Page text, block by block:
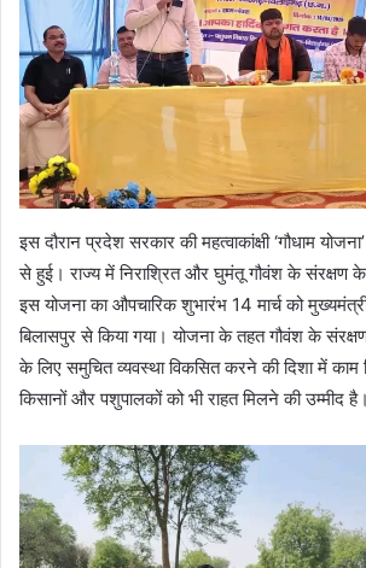
इस दौरान प्रदेश सरकार की महत्वाकांक्षी ‘गौधाम
से हुई। राज्य में निराश्रित और घुमंतू गौवंश के संरक्षण
इस योजना का औपचारिक शुभारंभ 14 मार्च को मुख्यमंत्री
बिलासपुर से किया गया। योजना के तहत गौवंश के
के लिए समुचित व्यवस्था विकसित करने की दिशा में काम
किसानों और पशुपालकों को भी राहत मिलने की उम्मीद है।